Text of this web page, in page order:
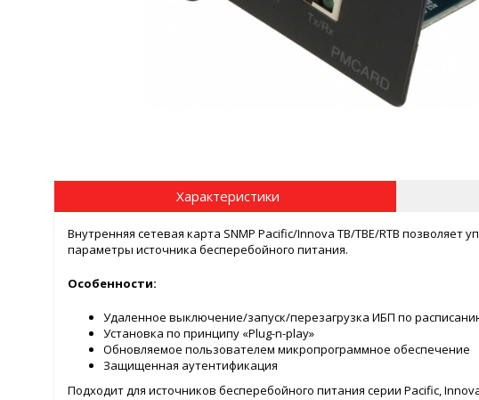
Характеристики
Внутренняя сетевая карта SNMP Pacific/Innova TB/TBE/RTB позволяет
параметры источника бесперебойного питания.
Особенности:
Удаленное выключение/запуск/перезагрузка ИБП по
Установка по принципу «Plug-n-play»
Обновляемое пользователем микропрограммное обеспечение
Защищенная аутентификация
Подходит для источников бесперебойного питания серии Pacific, Innova